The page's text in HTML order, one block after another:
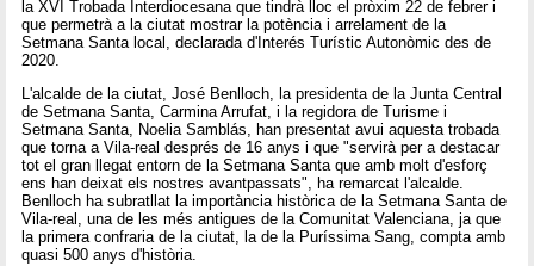
la XVI Trobada Interdiocesana que tindrà lloc el pròxim 22 de febrer i
que permetrà a la ciutat mostrar la potència i arrelament de la
Setmana Santa local, declarada d'Interés Turístic Autonòmic des de
2020.
L'alcalde de la ciutat, José Benlloch, la presidenta de la Junta Central
de Setmana Santa, Carmina Arrufat, i la regidora de Turisme i
Setmana Santa, Noelia Samblás, han presentat avui aquesta trobada
que torna a Vila-real després de 16 anys i que "servirà per a destacar
tot el gran llegat entorn de la Setmana Santa que amb molt d'esforç
ens han deixat els nostres avantpassats", ha remarcat l'alcalde.
Benlloch ha subratllat la importància històrica de la Setmana Santa de
Vila-real, una de les més antigues de la Comunitat Valenciana, ja que
la primera confraria de la ciutat, la de la Puríssima Sang, compta amb
quasi 500 anys d'història.